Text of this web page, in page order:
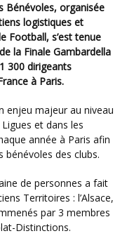
logistiques et
Football, s’est tenue
la Finale Gambardella
300 dirigeants
à Paris.
et dans les
année à Paris afin
bénévoles des clubs.
Territoires : l’Alsace,
par 3 membres
Distinctions.